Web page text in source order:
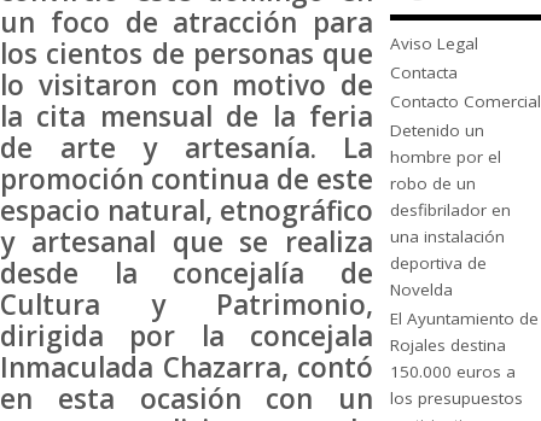
un foco de atracción para
los cientos de personas que
lo visitaron con motivo de
la cita mensual de la feria
de arte y artesanía. La
promoción continua de este
espacio natural, etnográfico
y artesanal que se realiza
desde la concejalía de
Cultura y Patrimonio,
dirigida por la concejala
Inmaculada Chazarra, contó
en esta ocasión con un
Aviso Legal
Contacta
Contacto Comercial
Detenido un
hombre por el
robo de un
desfibrilador en
una instalación
deportiva de
Novelda
El Ayuntamiento de
Rojales destina
150.000 euros a
los presupuestos